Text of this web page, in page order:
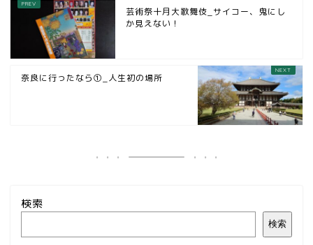
芸術祭十月大歌舞伎_サイコー、鬼にし
か見えない！
奈良に行ったなら①_人生初の場所
検索
検索